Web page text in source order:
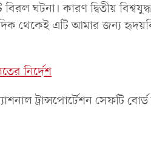
ঘটনা। কারণ দ্বিতীয়
থেকেই এটি আমার জন্য
নির্দেশ
ট্রান্সপোর্টেশন সেফটি বোর্ড